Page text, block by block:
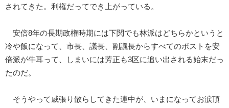
されてきた。利権だってでき上がっている。
安倍8年の長期政権時期には下関でも林派はどちらかというと
冷や飯になって、市長、議長、副議長からすべてのポストを安
倍派が牛耳って、しまいには芳正も3区に追い出される始末だっ
たのだ。
そうやって威張り散らしてきた連中が、いまになってお涙頂